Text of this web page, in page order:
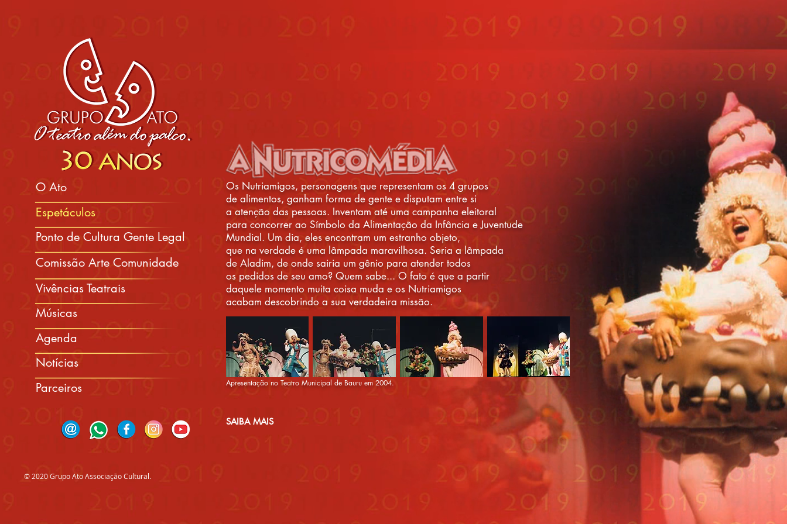
Espetáculos
Ponto de Cultura Gente Legal
O Ato
Comissão Arte Comunidade
Músicas
Agenda
Notícias
Parceiros
Vivências Teatrais
MENU
© 2020 Grupo Ato Associação Cultural.
Os Nutriamigos, personagens que representam os 4 grupos
de alimentos, ganham forma de gente e disputam entre si
a atenção das pessoas. Inventam até uma campanha eleitoral
para concorrer ao Símbolo da Alimentação da Infância e Juventude
Mundial. Um dia, eles encontram um estranho objeto,
que na verdade é uma lâmpada maravilhosa. Seria a lâmpada
de Aladim, de onde sairia um gênio para atender todos
os pedidos de seu amo? Quem sabe... O fato é que a partir
daquele momento muita coisa muda e os Nutriamigos
acabam descobrindo a sua verdadeira missão.
Apresentação no Teatro Municipal de Bauru em 2004.
SAIBA MAIS